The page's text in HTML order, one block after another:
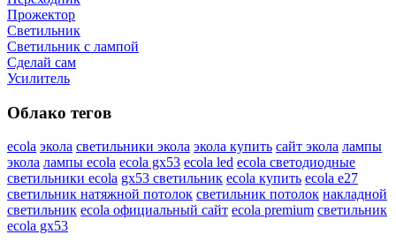
Прожектор
Светильник
Светильник c лампой
Сделай сам
Усилитель
Облако тегов
ecola экола светильники экола экола купить сайт экола лампы
экола лампы ecola ecola gx53 ecola led ecola светодиодные
светильники ecola gx53 светильник ecola купить ecola e27
светильник натяжной потолок светильник потолок накладной
светильник ecola официальный сайт ecola premium светильник
ecola gx53